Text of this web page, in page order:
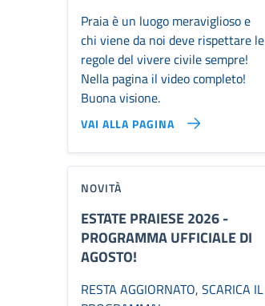
Praia è un luogo meraviglioso e
chi viene da noi deve rispettare le
regole del vivere civile sempre!
Nella pagina il video completo!
Buona visione.
VAI ALLA PAGINA
NOVITÀ
ESTATE PRAIESE 2026 -
PROGRAMMA UFFICIALE DI
AGOSTO!
RESTA AGGIORNATO, SCARICA IL